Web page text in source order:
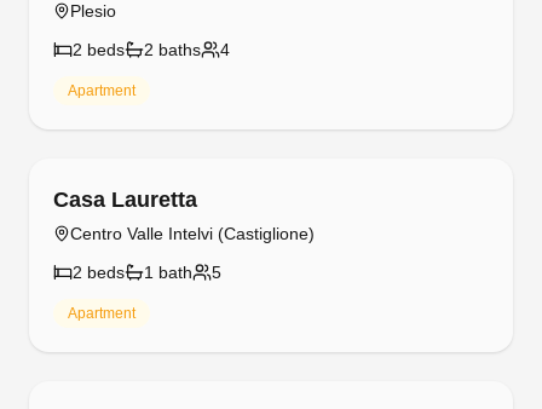
Plesio
2 beds 2 baths 4
Apartment
Casa Lauretta
Centro Valle Intelvi (Castiglione)
2 beds 1 bath 5
Apartment